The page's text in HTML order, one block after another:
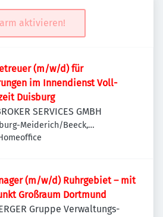
aktivieren!
(m/w/d) für
im Innendienst Voll-
Duisburg
SERVICES GMBH
Meiderich/Beeck,
w/d) Ruhrgebiet – mit
Großraum Dortmund
Gruppe Verwaltungs-